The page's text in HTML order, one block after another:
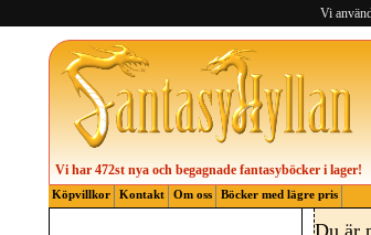
Vi
Vi har 472st nya och begagnade fantasyböcker i lager!
Köpvillkor Kontakt Om oss Böcker med lägre pris
Du är